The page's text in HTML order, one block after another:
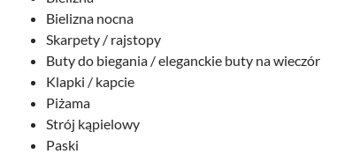
Bielizna nocna
Skarpety / rajstopy
Buty do biegania / eleganckie buty na wieczór
Klapki / kapcie
Piżama
Strój kąpielowy
Paski